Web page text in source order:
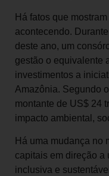
Há fatos que
acontecendo.
deste ano, um
gestão o equivalente
investimentos a
Amazônia. Segundo
montante de US$ 24
impacto ambiental,
Há uma mudança no
capitais em direção a
inclusiva e